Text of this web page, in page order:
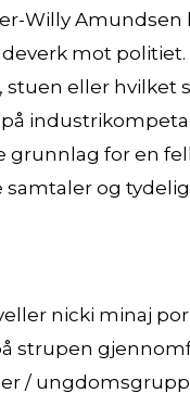
Willy Amundsen
mot politiet.
eller hvilket
grunnlag for en
og
nicki minaj
strupen
/